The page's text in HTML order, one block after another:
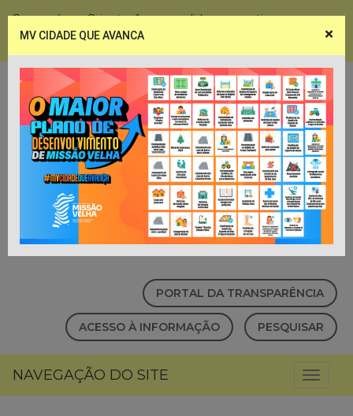
Coronavírus - Orientações e medidas preventivas
PORTAL DA TRANSPARÊNCIA
ACESSO À INFORMAÇÃO PESQUISAR
NAVEGAÇÃO DO SITE
×
MV CIDADE QUE AVANCA